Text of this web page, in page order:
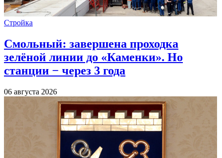
Стройка
Смольный: завершена проходка
зелёной линии до «Каменки». Но
станции − через 3 года
06 августа 2026